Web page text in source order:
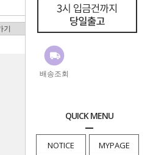
배송조회
QUICK MENU
NOTICE MYPAGE